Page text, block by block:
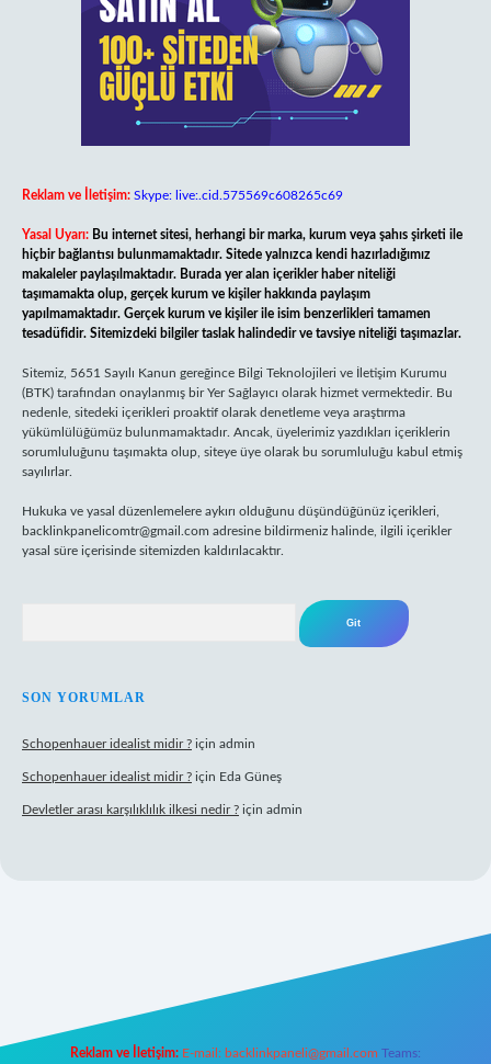
Reklam ve İletişim: Skype: live:.cid.575569c608265c69
Yasal Uyarı: Bu internet sitesi, herhangi bir marka, kurum veya şahıs şirketi ile
hiçbir bağlantısı bulunmamaktadır. Sitede yalnızca kendi hazırladığımız
makaleler paylaşılmaktadır. Burada yer alan içerikler haber niteliği
taşımamakta olup, gerçek kurum ve kişiler hakkında paylaşım
yapılmamaktadır. Gerçek kurum ve kişiler ile isim benzerlikleri tamamen
tesadüfidir. Sitemizdeki bilgiler taslak halindedir ve tavsiye niteliği taşımazlar.
Sitemiz, 5651 Sayılı Kanun gereğince Bilgi Teknolojileri ve İletişim Kurumu
(BTK) tarafından onaylanmış bir Yer Sağlayıcı olarak hizmet vermektedir. Bu
nedenle, sitedeki içerikleri proaktif olarak denetleme veya araştırma
yükümlülüğümüz bulunmamaktadır. Ancak, üyelerimiz yazdıkları içeriklerin
sorumluluğunu taşımakta olup, siteye üye olarak bu sorumluluğu kabul etmiş
sayılırlar.
Hukuka ve yasal düzenlemelere aykırı olduğunu düşündüğünüz içerikleri,
backlinkpanelicomtr@gmail.com adresine bildirmeniz halinde, ilgili içerikler
yasal süre içerisinde sitemizden kaldırılacaktır.
SON YORUMLAR
Schopenhauer idealist midir ? için admin
Schopenhauer idealist midir ? için Eda Güneş
Devletler arası karşılıklılık ilkesi nedir ? için admin
Reklam ve İletişim: E-mail: backlinkpaneli@gmail.com Teams: